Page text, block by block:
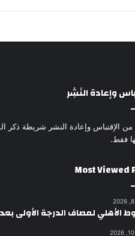
وإعادة النَشِر
من الإقتباس وإعادة النشر شريطة ذكر
فقط.
Most Viewed
الأهلي لمصاف الدرجة الأولى